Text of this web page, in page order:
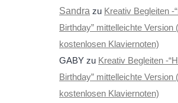
Sandra zu Kreativ Begleiten -
Birthday” mittelleichte Version
kostenlosen Klaviernoten)
GABY zu Kreativ Begleiten -
Birthday” mittelleichte Version
kostenlosen Klaviernoten)